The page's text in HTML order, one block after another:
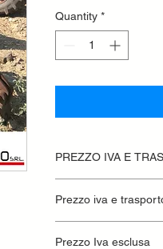
Quantity *
PREZZO IVA E
Prezzo iva e
Prezzo Iva esclusa